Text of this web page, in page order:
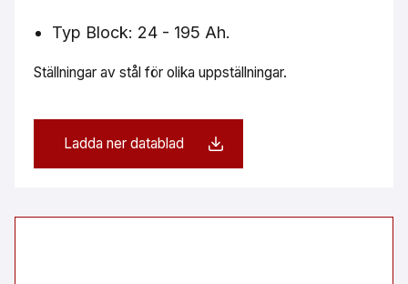
Typ Block: 24 - 195 Ah.
Ställningar av stål för olika uppställningar.
Ladda ner datablad